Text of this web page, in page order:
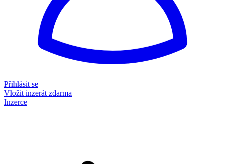
Přihlásit se
Vložit inzerát zdarma
Inzerce